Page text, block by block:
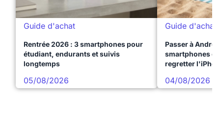
Guide d'achat
Rentrée 2026 : 3 smartphones pour
étudiant, endurants et suivis
longtemps
05/08/2026
Guide d'achat
Passer à
smartphones
regretter
04/08/2026